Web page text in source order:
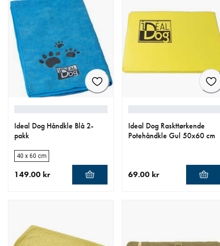
Ideal Dog Håndkle Blå 2-
pakk
40 x 60 cm
149.00 kr
Ideal Dog Raskttørkende
Potehåndkle Gul 50x60 cm
69.00 kr